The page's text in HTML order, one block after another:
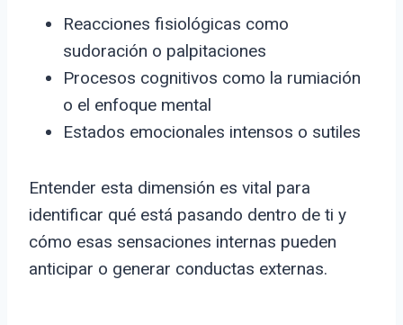
Reacciones fisiológicas como
sudoración o palpitaciones
Procesos cognitivos como la rumiación
o el enfoque mental
Estados emocionales intensos o sutiles
Entender esta dimensión es vital para
identificar qué está pasando dentro de ti y
cómo esas sensaciones internas pueden
anticipar o generar conductas externas.